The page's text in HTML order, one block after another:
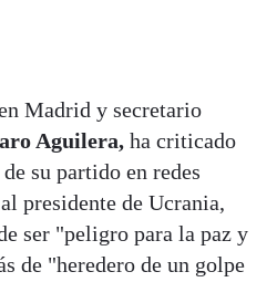
Madrid y secretario
Aguilera, ha criticado
su partido en redes
presidente de Ucrania,
ser "peligro para la paz y
de "heredero de un golpe